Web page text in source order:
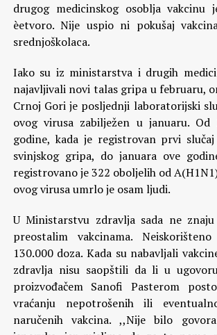
drugog medicinskog osoblja vakcinu
èetvoro. Nije uspio ni pokušaj
srednjoškolaca.
Iako su iz ministarstva i drugih
najavljivali novi talas gripa u februaru,
Crnoj Gori je posljednji laboratorijski
ovog virusa zabilježen u januaru.
godine, kada je registrovan prvi
svinjskog gripa, do januara ove
registrovano je 322 oboljelih od
ovog virusa umrlo je osam ljudi.
U Ministarstvu zdravlja sada ne
preostalim vakcinama.
130.000 doza. Kada su nabavljali
zdravlja nisu saopštili da li u
proizvođačem Sanofi Pasterom
vraćanju nepotrošenih ili
naručenih vakcina. ,,Nije bilo